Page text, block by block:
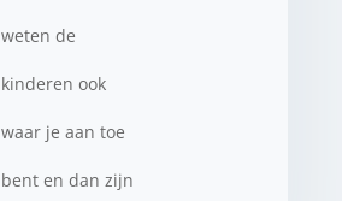
weten de
kinderen ook
waar je aan toe
bent en dan zijn